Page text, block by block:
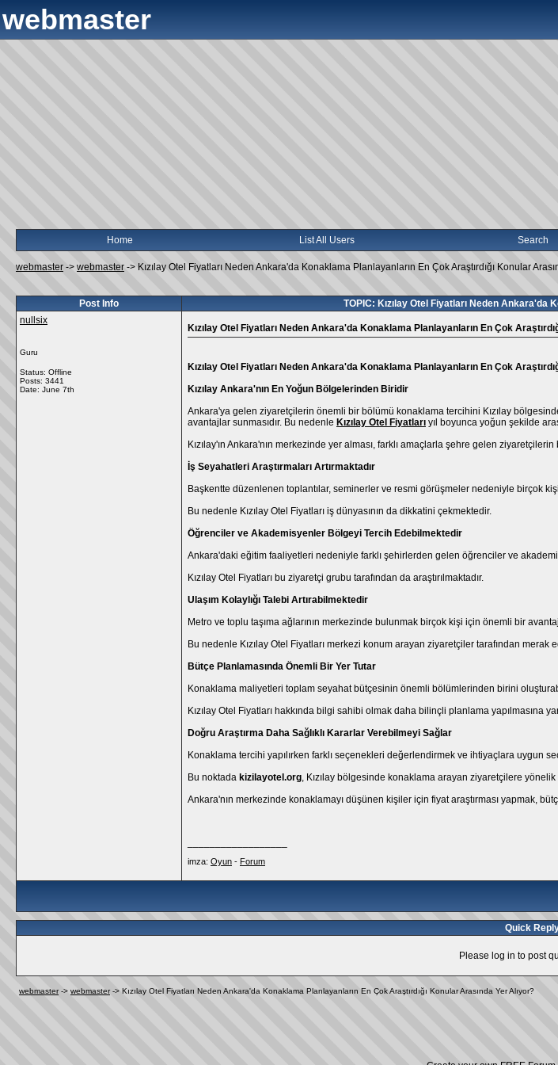
webmaster
Home List All Users Search
webmaster -> webmaster -> Kızılay Otel Fiyatları Neden Ankara'da Konaklama Planlayanların En Çok Araştırdığı Konular
Post Info
TOPIC: Kızılay Otel Fiyatları Neden Ankara'da
nullsix
Guru
Status: Offline
Posts: 3441
Date: June 7th
Kızılay Otel Fiyatları Neden Ankara'da Konaklama Planlayanların En Çok
Kızılay Otel Fiyatları Neden Ankara'da Konaklama Planlayanların En Çok
Kızılay Ankara'nın En Yoğun Bölgelerinden Biridir
Ankara'ya gelen ziyaretçilerin önemli bir bölümü konaklama tercihini Kızılay
avantajlar sunmasıdır. Bu nedenle Kızılay Otel Fiyatları yıl boyunca yoğun şekilde
Kızılay'ın Ankara'nın merkezinde yer alması, farklı amaçlarla şehre gelen
İş Seyahatleri Araştırmaları Artırmaktadır
Başkentte düzenlenen toplantılar, seminerler ve resmi görüşmeler nedeniyle birçok
Bu nedenle Kızılay Otel Fiyatları iş dünyasının da dikkatini çekmektedir.
Öğrenciler ve Akademisyenler Bölgeyi Tercih Edebilmektedir
Ankara'daki eğitim faaliyetleri nedeniyle farklı şehirlerden gelen öğrenciler ve
Kızılay Otel Fiyatları bu ziyaretçi grubu tarafından da araştırılmaktadır.
Ulaşım Kolaylığı Talebi Artırabilmektedir
Metro ve toplu taşıma ağlarının merkezinde bulunmak birçok kişi için önemli bir
Bu nedenle Kızılay Otel Fiyatları merkezi konum arayan ziyaretçiler tarafından merak
Bütçe Planlamasında Önemli Bir Yer Tutar
Konaklama maliyetleri toplam seyahat bütçesinin önemli bölümlerinden birini
Kızılay Otel Fiyatları hakkında bilgi sahibi olmak daha bilinçli planlama yapılmasına
Doğru Araştırma Daha Sağlıklı Kararlar Verebilmeyi Sağlar
Konaklama tercihi yapılırken farklı seçenekleri değerlendirmek ve ihtiyaçlara uygun
Bu noktada kizilayotel.org, Kızılay bölgesinde konaklama arayan ziyaretçilere
Ankara'nın merkezinde konaklamayı düşünen kişiler için fiyat araştırması yapmak,
imza: Oyun - Forum
Quick
Please log in to post
webmaster-> webmaster-> Kızılay Otel Fiyatları Neden Ankara'da Konaklama Planlayanların En Çok Araştırdığı Konular Arasında Yer Alıyor?